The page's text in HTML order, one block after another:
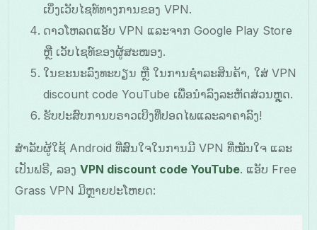
ເບິ່ງເວັບໄຊທ໌ທາງການຂອງ VPN.
ດາວໂຫລດແອັບ VPN ແລະຈາກ Google Play Store
ຫຼື ເວັບໄຊທ໌ຂອງຜູ້ສະໜອງ.
ໃນຂະນະລົງທະບຽນ ຫຼື ໃນການຊຳລະສິນຄ້າ, ໃສ່ VPN
discount code YouTube ເພື່ອນຳລົງລະຫັດສ່ວນຫຼຸດ.
ຮັບປະສົບການບຣາວເບີງທີ່ປອດໄພແລະລາຄາລົງ!
ສໍາລັບຜູ້ໃຊ້ Android ທີ່ສົນໃຈໃນການມີ VPN ທີ່ໝັນໃຈ ແລະ
ເປັນຟຣີ, ລອງVPN discount code YouTube. ແອັບ Free
Grass VPN ມີຫຼາຍປະໂຫຍດ: